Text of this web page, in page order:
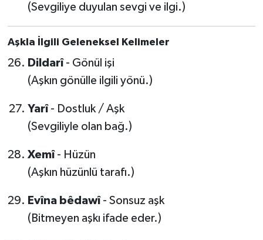
(Sevgiliye duyulan sevgi ve ilgi.)
Aşkla İlgili Geleneksel Kelimeler
Dildarî- Gönül işi
(Aşkın gönülle ilgili yönü.)
Yarî- Dostluk / Aşk
(Sevgiliyle olan bağ.)
Xemî- Hüzün
(Aşkın hüzünlü tarafı.)
Evîna bêdawî- Sonsuz aşk
(Bitmeyen aşkı ifade eder.)